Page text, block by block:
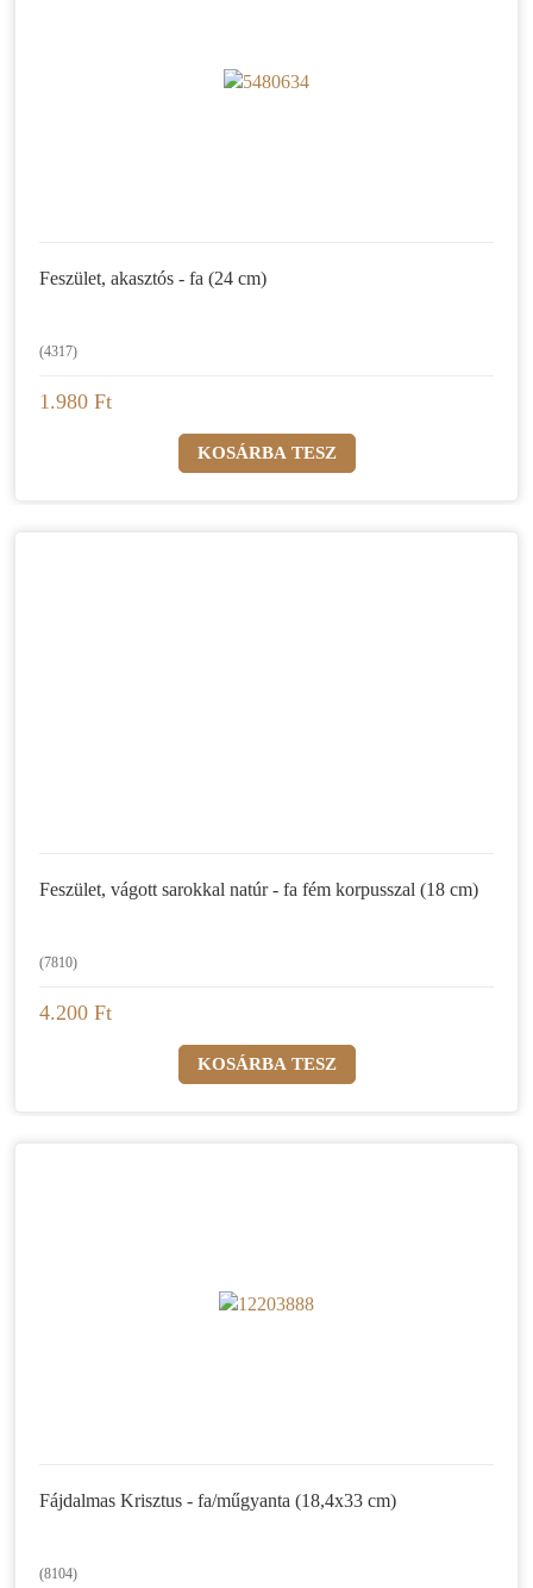
Feszület, akasztós - fa (24 cm)
(4317)
1.980 Ft
Feszület, vágott sarokkal natúr - fa fém korpusszal (18 cm)
(7810)
4.200 Ft
Fájdalmas Krisztus - fa/műgyanta (18,4x33 cm)
(8104)